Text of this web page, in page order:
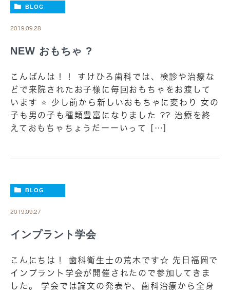
BLOG
2019.09.28
NEW おもちゃ ?
こんばんは！！ すけひろ歯科では、検診や治療な
どで来院されたお子様に毎回おもちゃをお渡して
います ⭐️ 少し前から新しいおもちゃに変わり 女の
子も男の子も種類豊富になりました ?? 治療を終
えておもちゃちょうだーーいって […]
BLOG
2019.09.27
インプラント学会
こんにちは！ 歯科衛生士の荒木です☆ 先日福岡で
インプラント学会が開催されたので参加してきま
した。 学会では論文の発表や、歯科治療から全身